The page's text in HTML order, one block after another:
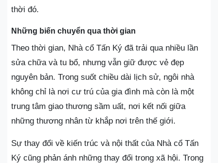
thời đó.
Những biến chuyển qua thời gian
Theo thời gian, Nhà cổ Tấn Ký đã trải qua nhiều lần
sửa chữa và tu bổ, nhưng vẫn giữ được vẻ đẹp
nguyên bản. Trong suốt chiều dài lịch sử, ngôi nhà
không chỉ là nơi cư trú của gia đình mà còn là một
trung tâm giao thương sầm uất, nơi kết nối giữa
những thương nhân từ khắp nơi trên thế giới.
Sự thay đổi về kiến trúc và nội thất của Nhà cổ Tấn
Ký cũng phản ánh những thay đổi trong xã hội. Trong